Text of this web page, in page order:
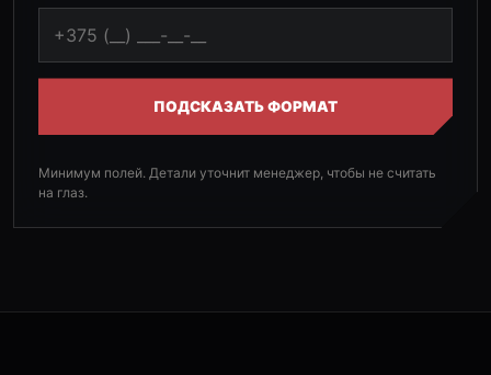
ПОДСКАЗАТЬ ФОРМАТ
Минимум полей. Детали уточнит менеджер, чтобы не считать
на глаз.